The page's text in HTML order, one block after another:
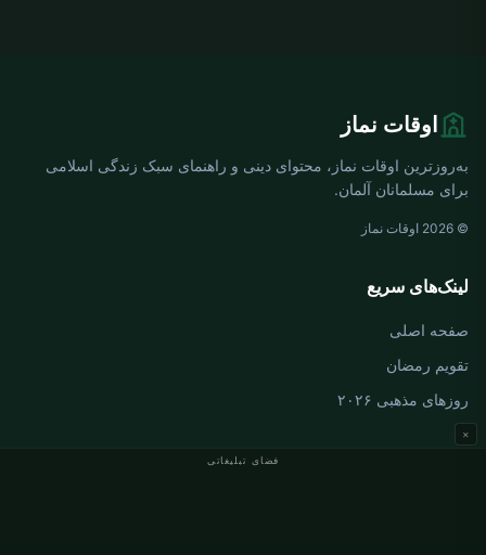
فضای تبلیغاتی
×
اوقات نماز
به‌روزترین اوقات نماز، محتوای دینی و راهنمای سبک زندگی اسلامی
برای مسلمانان آلمان.
© 2026 اوقات نماز
لینک‌های سریع
صفحه اصلی
تقویم رمضان
روزهای مذهبی ۲۰۲۶